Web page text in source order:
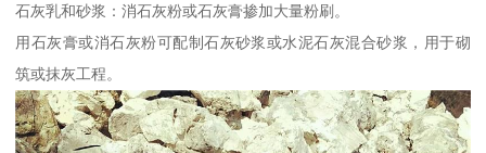
石灰乳和砂浆：消石灰粉或石灰膏掺加大量粉刷。
用石灰膏或消石灰粉可配制石灰砂浆或水泥石灰混合砂浆，用于砌
筑或抹灰工程。